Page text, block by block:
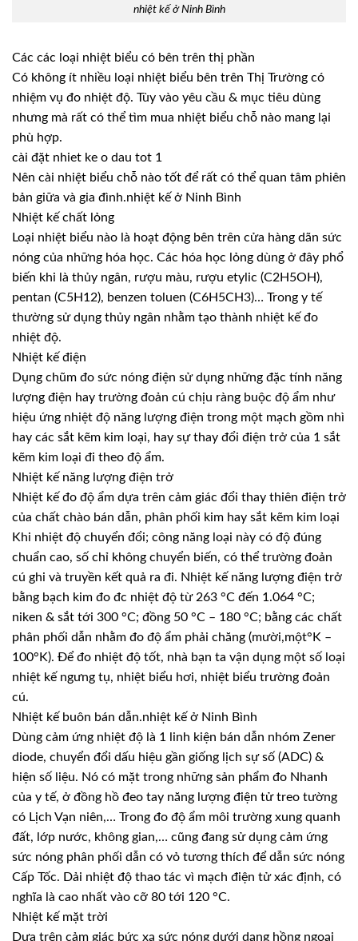
nhiệt kế ở Ninh Bình
Các các loại nhiệt biểu có bên trên thị phần
Có không ít nhiều loại nhiệt biểu bên trên Thị Trường có
nhiệm vụ đo nhiệt độ. Tùy vào yêu cầu & mục tiêu dùng
nhưng mà rất có thể tìm mua nhiệt biểu chỗ nào mang lại
phù hợp.
cài đặt nhiet ke o dau tot 1
Nên cài nhiệt biểu chỗ nào tốt để rất có thể quan tâm phiên
bản giữa và gia đình.nhiệt kế ở Ninh Bình
Nhiệt kế chất lỏng
Loại nhiệt biểu nào là hoạt động bên trên cửa hàng dãn sức
nóng của những hóa học. Các hóa học lỏng dùng ở đây phổ
biến khi là thủy ngân, rượu màu, rượu etylic (C2H5OH),
pentan (C5H12), benzen toluen (C6H5CH3)… Trong y tế
thường sử dụng thủy ngân nhằm tạo thành nhiệt kế đo
nhiệt độ.
Nhiệt kế điện
Dụng chũm đo sức nóng điện sử dụng những đặc tính năng
lượng điện hay trường đoản cú chịu ràng buộc độ ẩm như
hiệu ứng nhiệt độ năng lượng điện trong một mạch gồm nhì
hay các sắt kẽm kim loại, hay sự thay đổi điện trở của 1 sắt
kẽm kim loại đi theo độ ẩm.
Nhiệt kế năng lượng điện trở
Nhiệt kế đo độ ẩm dựa trên cảm giác đổi thay thiên điện trở
của chất chào bán dẫn, phân phối kim hay sắt kẽm kim loại
Khi nhiệt độ chuyển đổi; công năng loại này có độ đúng
chuẩn cao, số chỉ không chuyển biến, có thể trường đoản
cú ghi và truyền kết quả ra đi. Nhiệt kế năng lượng điện trở
bằng bạch kim đo đc nhiệt độ từ 263 °C đến 1.064 °C;
niken & sắt tới 300 °C; đồng 50 °C – 180 °C; bằng các chất
phân phối dẫn nhằm đo độ ẩm phải chăng (mười,một°K –
100°K). Để đo nhiệt độ tốt, nhà bạn ta vận dụng một số loại
nhiệt kế ngưng tụ, nhiệt biểu hơi, nhiệt biểu trường đoản
cú.
Nhiệt kế buôn bán dẫn.nhiệt kế ở Ninh Bình
Dùng cảm ứng nhiệt độ là 1 linh kiện bán dẫn nhóm Zener
diode, chuyển đổi dấu hiệu gần giống lịch sự số (ADC) &
hiện số liệu. Nó có mặt trong những sản phẩm đo Nhanh
của y tế, ở đồng hồ đeo tay năng lượng điện tử treo tường
có Lịch Vạn niên,… Trong đo độ ẩm môi trường xung quanh
đất, lớp nước, không gian,… cũng đang sử dụng cảm ứng
sức nóng phân phối dẫn có vỏ tương thích để dẫn sức nóng
Cấp Tốc. Dải nhiệt độ thao tác vì mạch điện tử xác định, có
nghĩa là cao nhất vào cỡ 80 tới 120 °C.
Nhiệt kế mặt trời
Dựa trên cảm giác bức xạ sức nóng dưới dạng hồng ngoại